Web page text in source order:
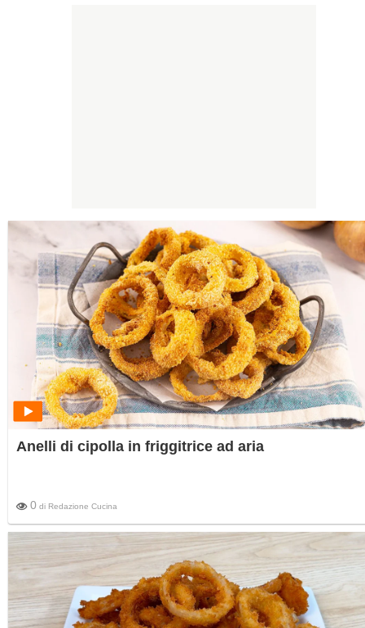
Anelli di cipolla in friggitrice ad aria
0 di Redazione Cucina